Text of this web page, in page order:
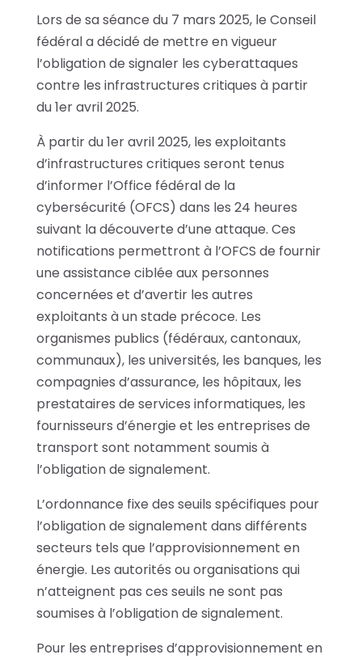
Lors de sa séance du 7 mars 2025, le Conseil
fédéral a décidé de mettre en vigueur
l’obligation de signaler les cyberattaques
contre les infrastructures critiques à partir
du 1er avril 2025.
À partir du 1er avril 2025, les exploitants
d’infrastructures critiques seront tenus
d’informer l’Office fédéral de la
cybersécurité (OFCS) dans les 24 heures
suivant la découverte d’une attaque. Ces
notifications permettront à l’OFCS de fournir
une assistance ciblée aux personnes
concernées et d’avertir les autres
exploitants à un stade précoce. Les
organismes publics (fédéraux, cantonaux,
communaux), les universités, les banques, les
compagnies d’assurance, les hôpitaux, les
prestataires de services informatiques, les
fournisseurs d’énergie et les entreprises de
transport sont notamment soumis à
l’obligation de signalement.
L’ordonnance fixe des seuils spécifiques pour
l’obligation de signalement dans différents
secteurs tels que l’approvisionnement en
énergie. Les autorités ou organisations qui
n’atteignent pas ces seuils ne sont pas
soumises à l’obligation de signalement.
Pour les entreprises d’approvisionnement en